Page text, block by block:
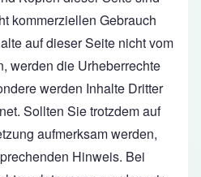
kommerziellen Gebrauch
auf dieser Seite nicht vom
werden die Urheberrechte
werden Inhalte Dritter
Sollten Sie trotzdem auf
aufmerksam werden,
Hinweis. Bei